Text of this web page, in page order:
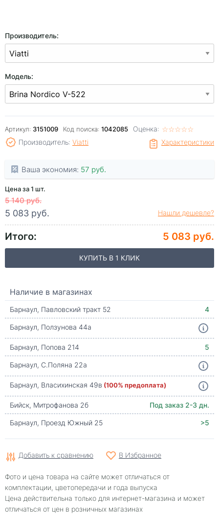
Производитель:
Модель:
Артикул: 3151009 Код поиска: 1042085 Оценка: ☆☆☆☆☆
★★★★★
Характеристики
Производитель: Viatti
Ваша экономия: 57 руб.
Цена за 1 шт.
5 140 руб.
5 083 руб. Нашли дешевле?
Итого: 5 083 руб.
КУПИТЬ В 1 КЛИК
Наличие в магазинах
Барнаул, Павловский тракт 52
4
Барнаул, Ползунова 44а
Барнаул, Попова 214
5
Барнаул, С.Поляна 22а
Барнаул, Власихинская 49в (100% предоплата)
Бийск, Митрофанова 2б
Под заказ 2-3 дн.
Барнаул, Проезд Южный 25
>5
Добавить к сравнению В Избранное
Фото и цена товара на сайте может отличаться от
комплектации, цветопередачи и года выпуска
Цена действительна только для интернет-магазина и может
отличаться от цен в розничных магазинах